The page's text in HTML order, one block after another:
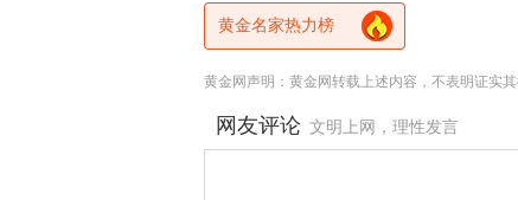
黄金名家热力榜
黄金网声明：黄金网转载上述内容，不表明证实
网友评论 文明上网，理性发言